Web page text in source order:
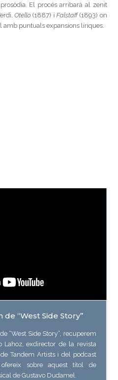
El procés arribarà al zenit
Otello (1887) iFalstaff(1893) on
amb puntuals expansions líriques.
de “West Side Story”
“West Side Story”, recuperem
Lahoz, exdirector de la revista
Tandem Artists i del podcast
ofereix sobre aquest títol de
de Gustavo Dudamel.